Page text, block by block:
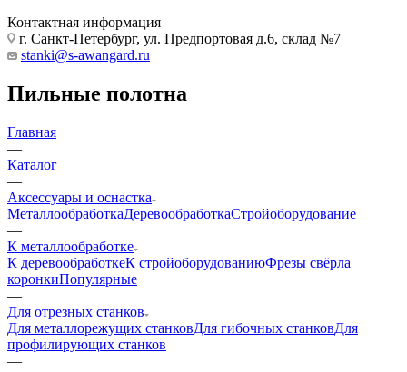
Контактная информация
г. Санкт-Петербург, ул. Предпортовая д.6, склад №7
stanki@s-awangard.ru
Пильные полотна
Главная
—
Каталог
—
Аксeccyapы и оснастка
МеталлообработкаДеревообработкаСтройоборудование
—
К металлообработке
К деревообработкеК стройоборудованиюФрезы свёрла
коронкиПопулярные
—
Для отрезных станков
Для металлорежущих станковДля гибочных станковДля
профилирующих станков
—